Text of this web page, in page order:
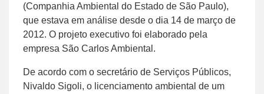
(Companhia Ambiental do Estado de São Paulo),
que estava em análise desde o dia 14 de março de
2012. O projeto executivo foi elaborado pela
empresa São Carlos Ambiental.
De acordo com o secretário de Serviços Públicos,
Nivaldo Sigoli, o licenciamento ambiental de um